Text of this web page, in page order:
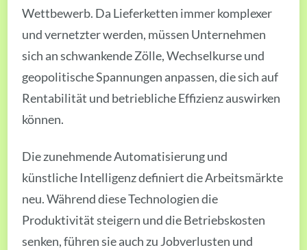
Wettbewerb. Da Lieferketten immer komplexer
und vernetzter werden, müssen Unternehmen
sich an schwankende Zölle, Wechselkurse und
geopolitische Spannungen anpassen, die sich auf
Rentabilität und betriebliche Effizienz auswirken
können.
Die zunehmende Automatisierung und
künstliche Intelligenz definiert die Arbeitsmärkte
neu. Während diese Technologien die
Produktivität steigern und die Betriebskosten
senken, führen sie auch zu Jobverlusten und